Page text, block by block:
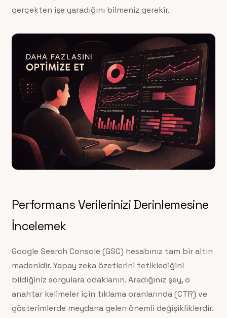
gerçekten işe yaradığını bilmeniz gerekir.
Performans Verilerinizi Derinlemesine
İncelemek
Google Search Console (GSC) hesabınız tam bir altın
madenidir. Yapay zeka özetlerini tetiklediğini
bildiğiniz sorgulara odaklanın. Aradığınız şey, o
anahtar kelimeler için tıklama oranlarında (CTR) ve
gösterimlerde meydana gelen önemli değişikliklerdir.